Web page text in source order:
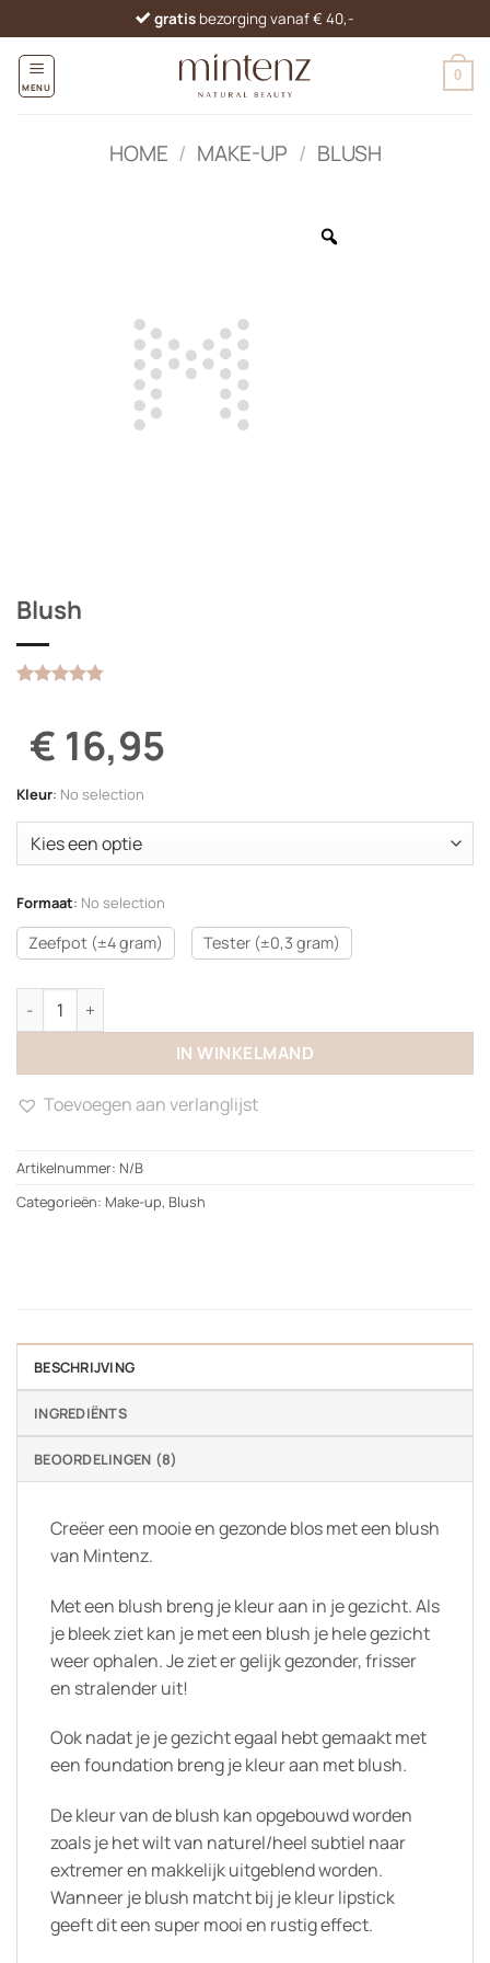
naar
inhoud
gratis bezorging vanaf € 40,-
MENU
0
HOME / MAKE-UP / BLUSH
Blush
gebaseerd
op
klantbeoordelingen
€ 16,95
Kleur: No selection
Formaat: No selection
Zeefpot (±4 gram) Tester (±0,3 gram)
Blush aantal
IN WINKELMAND
Toevoegen aan verlanglijst
Artikelnummer: N/B
Categorieën: Make-up, Blush
BESCHRIJVING
INGREDIËNTS
BEOORDELINGEN (8)
Creëer een mooie en gezonde blos met een blush
van Mintenz.
Met een blush breng je kleur aan in je gezicht. Als
je bleek ziet kan je met een blush je hele gezicht
weer ophalen. Je ziet er gelijk gezonder, frisser
en stralender uit!
Ook nadat je je gezicht egaal hebt gemaakt met
een foundation breng je kleur aan met blush.
De kleur van de blush kan opgebouwd worden
zoals je het wilt van naturel/heel subtiel naar
extremer en makkelijk uitgeblend worden.
Wanneer je blush matcht bij je kleur lipstick
geeft dit een super mooi en rustig effect.